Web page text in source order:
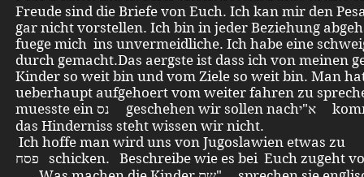
Freude sind die Briefe von Euch. Ich kan mir den
gar nicht vorstellen. Ich bin in jeder Beziehung
fuege mich ins unvermeidliche. Ich habe eine
durch gemacht.Das aergste ist dass ich von meinen
Kinder so weit bin und vom Ziele so weit bin. Man
ueberhaupt aufgehoert vom weiter fahren zu
muesste ein נס geschehen wir sollen nachא"י kommen. Wo
das Hinderniss steht wissen wir nicht.
Ich hoffe man wird uns von Jugoslawien etwas zu
פסח schicken. Beschreibe wie es bei Euch zugeht vor פסח